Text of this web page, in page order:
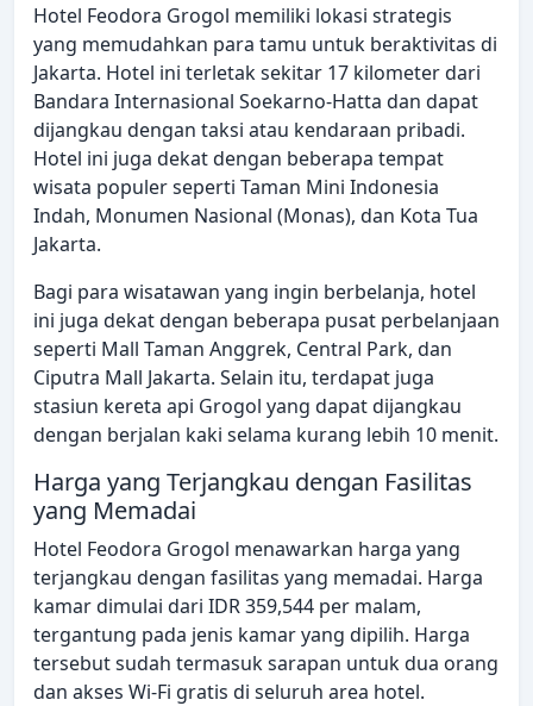
Hotel Feodora Grogol memiliki lokasi strategis
yang memudahkan para tamu untuk beraktivitas di
Jakarta. Hotel ini terletak sekitar 17 kilometer dari
Bandara Internasional Soekarno-Hatta dan dapat
dijangkau dengan taksi atau kendaraan pribadi.
Hotel ini juga dekat dengan beberapa tempat
wisata populer seperti Taman Mini Indonesia
Indah, Monumen Nasional (Monas), dan Kota Tua
Jakarta.
Bagi para wisatawan yang ingin berbelanja, hotel
ini juga dekat dengan beberapa pusat perbelanjaan
seperti Mall Taman Anggrek, Central Park, dan
Ciputra Mall Jakarta. Selain itu, terdapat juga
stasiun kereta api Grogol yang dapat dijangkau
dengan berjalan kaki selama kurang lebih 10 menit.
Harga yang Terjangkau dengan Fasilitas
yang Memadai
Hotel Feodora Grogol menawarkan harga yang
terjangkau dengan fasilitas yang memadai. Harga
kamar dimulai dari IDR 359,544 per malam,
tergantung pada jenis kamar yang dipilih. Harga
tersebut sudah termasuk sarapan untuk dua orang
dan akses Wi-Fi gratis di seluruh area hotel.